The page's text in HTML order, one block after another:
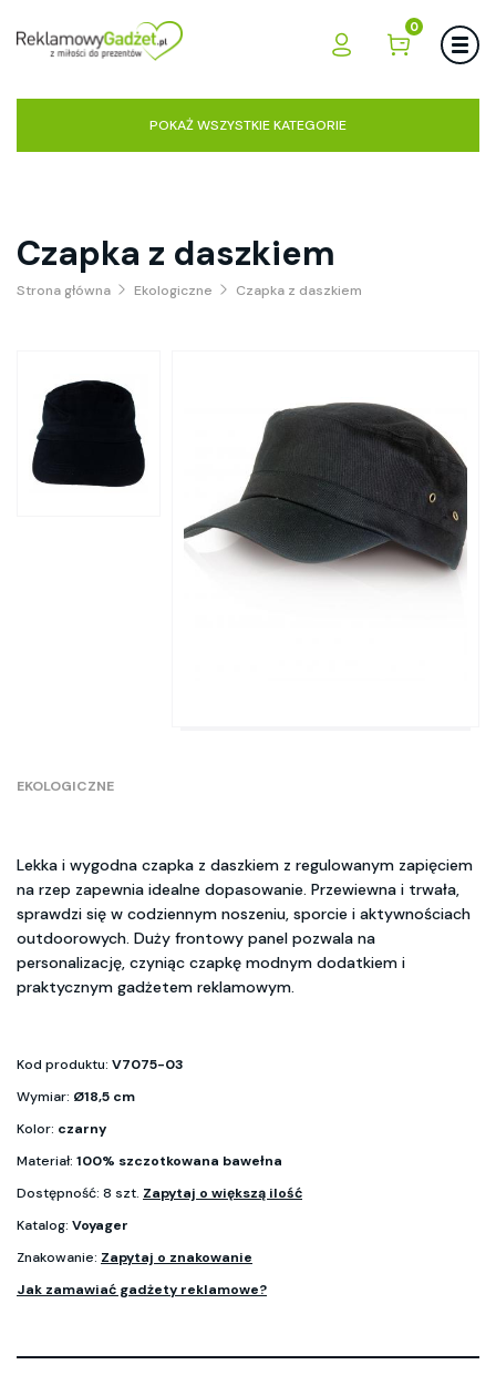
0
POKAŻ WSZYSTKIE KATEGORIE
Czapka z daszkiem
Strona główna Ekologiczne Czapka z daszkiem
EKOLOGICZNE
Lekka i wygodna czapka z daszkiem z regulowanym zapięciem
na rzep zapewnia idealne dopasowanie. Przewiewna i trwała,
sprawdzi się w codziennym noszeniu, sporcie i aktywnościach
outdoorowych. Duży frontowy panel pozwala na
personalizację, czyniąc czapkę modnym dodatkiem i
praktycznym gadżetem reklamowym.
Kod produktu: V7075-03
Wymiar: Ø18,5 cm
Kolor: czarny
Materiał: 100% szczotkowana bawełna
Dostępność: 8 szt. Zapytaj o większą ilość
Katalog: Voyager
Znakowanie: Zapytaj o znakowanie
Jak zamawiać gadżety reklamowe?